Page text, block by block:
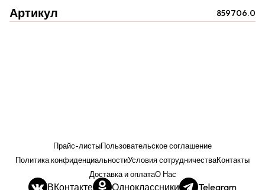
Артикул 859706.0
Прайс-листыПользовательское соглашение
Политика конфиденциальностиУсловия сотрудничестваКонтакты
Доставка и оплатаО Нас
ВКонтакте Одноклассники Telegram